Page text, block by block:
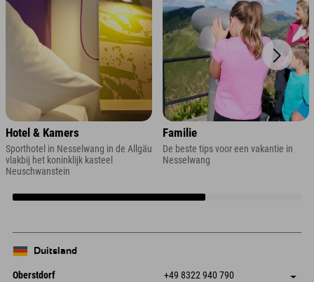
Hotel & Kamers
Sporthotel in Nesselwang in de Allgäu
vlakbij het koninklijk kasteel
Neuschwanstein
Familie
De beste tips voor een vakantie in
Nesselwang
Duitsland
Oberstdorf +49 8322 940 790